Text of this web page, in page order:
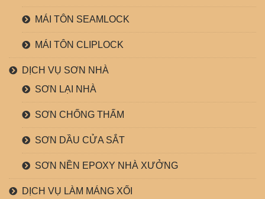
MÁI TÔN SEAMLOCK
MÁI TÔN CLIPLOCK
DỊCH VỤ SƠN NHÀ
SƠN LẠI NHÀ
SƠN CHỐNG THẤM
SƠN DẦU CỬA SẮT
SƠN NỀN EPOXY NHÀ XƯỞNG
DỊCH VỤ LÀM MÁNG XỐI